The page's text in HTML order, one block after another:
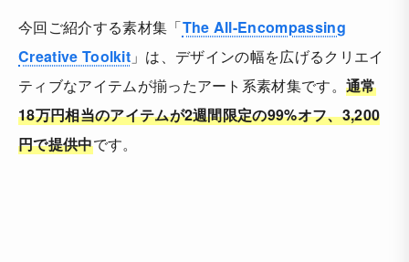
今回ご紹介する素材集「The All-Encompassing
Creative Toolkit 」は、デザインの幅を広げるクリエイ
ティブなアイテムが揃ったアート系素材集です。通常
18万円相当のアイテムが2週間限定の99%オフ、3,200
円で提供中です。